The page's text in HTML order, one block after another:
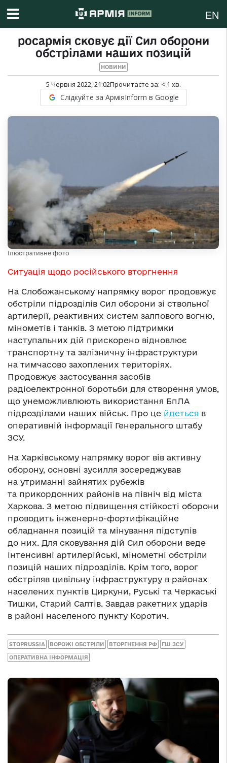
EN
росармія сковує дії Сил оборони
обстрілами наших позицій
НОВИНИ
5 Червня 2022, 21:02Прочитаєте за: < 1 хв.
Слідкуйте за АрміяInform в Google
Ілюстративне фото
Ситуація щодо російського вторгнення
На Слобожанському напрямку ворог продовжує
обстріли підрозділів Сил оборони зі ствольної
артилерії, реактивних систем залпового вогню,
мінометів і танків. З метою підтримки
наступальних дій прискорено відновлює
транспортну та залізничну інфраструктури
на тимчасово захоплених територіях.
Продовжує застосування засобів
радіоелектронної боротьби для створення умов,
що унеможливлюють використання БпЛА
підрозділами наших військ. Про це йдеться в
оперативній інформації Генерального штабу
ЗСУ.
На Харківському напрямку ворог вів активну
оборону, основні зусилля зосереджував
на утриманні зайнятих рубежів
та прикордонних районів на північ від міста
Харкова. З метою підвищення стійкості оборони
проводить інженерно-фортифікаційне
обладнання позицій та мінування підступів
до них. Для сковування дій Сил оборони веде
інтенсивні артилерійські, мінометні обстріли
позицій наших підрозділів. Крім того, ворог
обстріляв цивільну інфраструктуру в районах
населених пунктів Циркуни, Руські та Черкаські
Тишки, Старий Салтів. Завдав ракетних ударів
в районі населеного пункту Коротич.
STOPRUSSIA ВОРОЖІ ОБСТРІЛИ ВТОРГНЕННЯ РФ ГШ ЗСУ
ОПЕРАТИВНА ІНФОРМАЦІЯ